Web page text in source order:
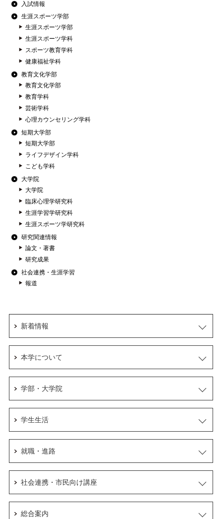
入試情報
生涯スポーツ学部
生涯スポーツ学部
生涯スポーツ学科
スポーツ教育学科
健康福祉学科
教育文化学部
教育文化学部
教育学科
芸術学科
心理カウンセリング学科
短期大学部
短期大学部
ライフデザイン学科
こども学科
大学院
大学院
臨床心理学研究科
生涯学習学研究科
生涯スポーツ学研究科
研究関連情報
論文・著書
研究成果
社会連携・生涯学習
報道
新着情報
本学について
学部・大学院
学生生活
就職・進路
社会連携・市民向け講座
総合案内